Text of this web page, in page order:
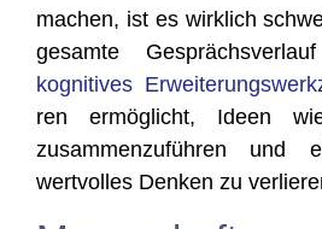
machen, ist es wirk­lich
gesam­te
kogni­ti­ves
ren ermög­licht, Ideen
zusam­men­zu­füh­ren und
wert­vol­les Den­ken zu